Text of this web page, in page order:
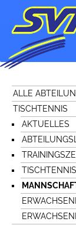
ALLE
TISCHTENNIS
AKTUELLES